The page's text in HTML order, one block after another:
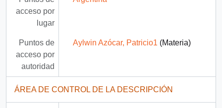
acceso por
lugar
Puntos de
acceso por
autoridad
Aylwin Azócar, Patricio1 (Materia)
ÁREA DE CONTROL DE LA DESCRIPCIÓN